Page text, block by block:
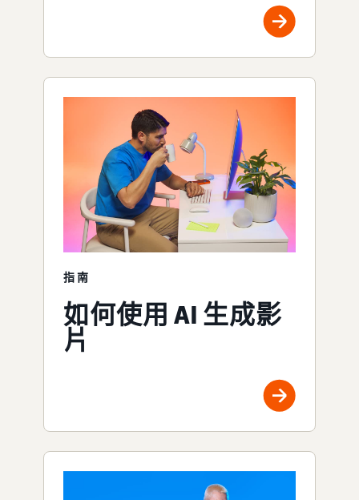
指南
如何使用 AI 生成影
片